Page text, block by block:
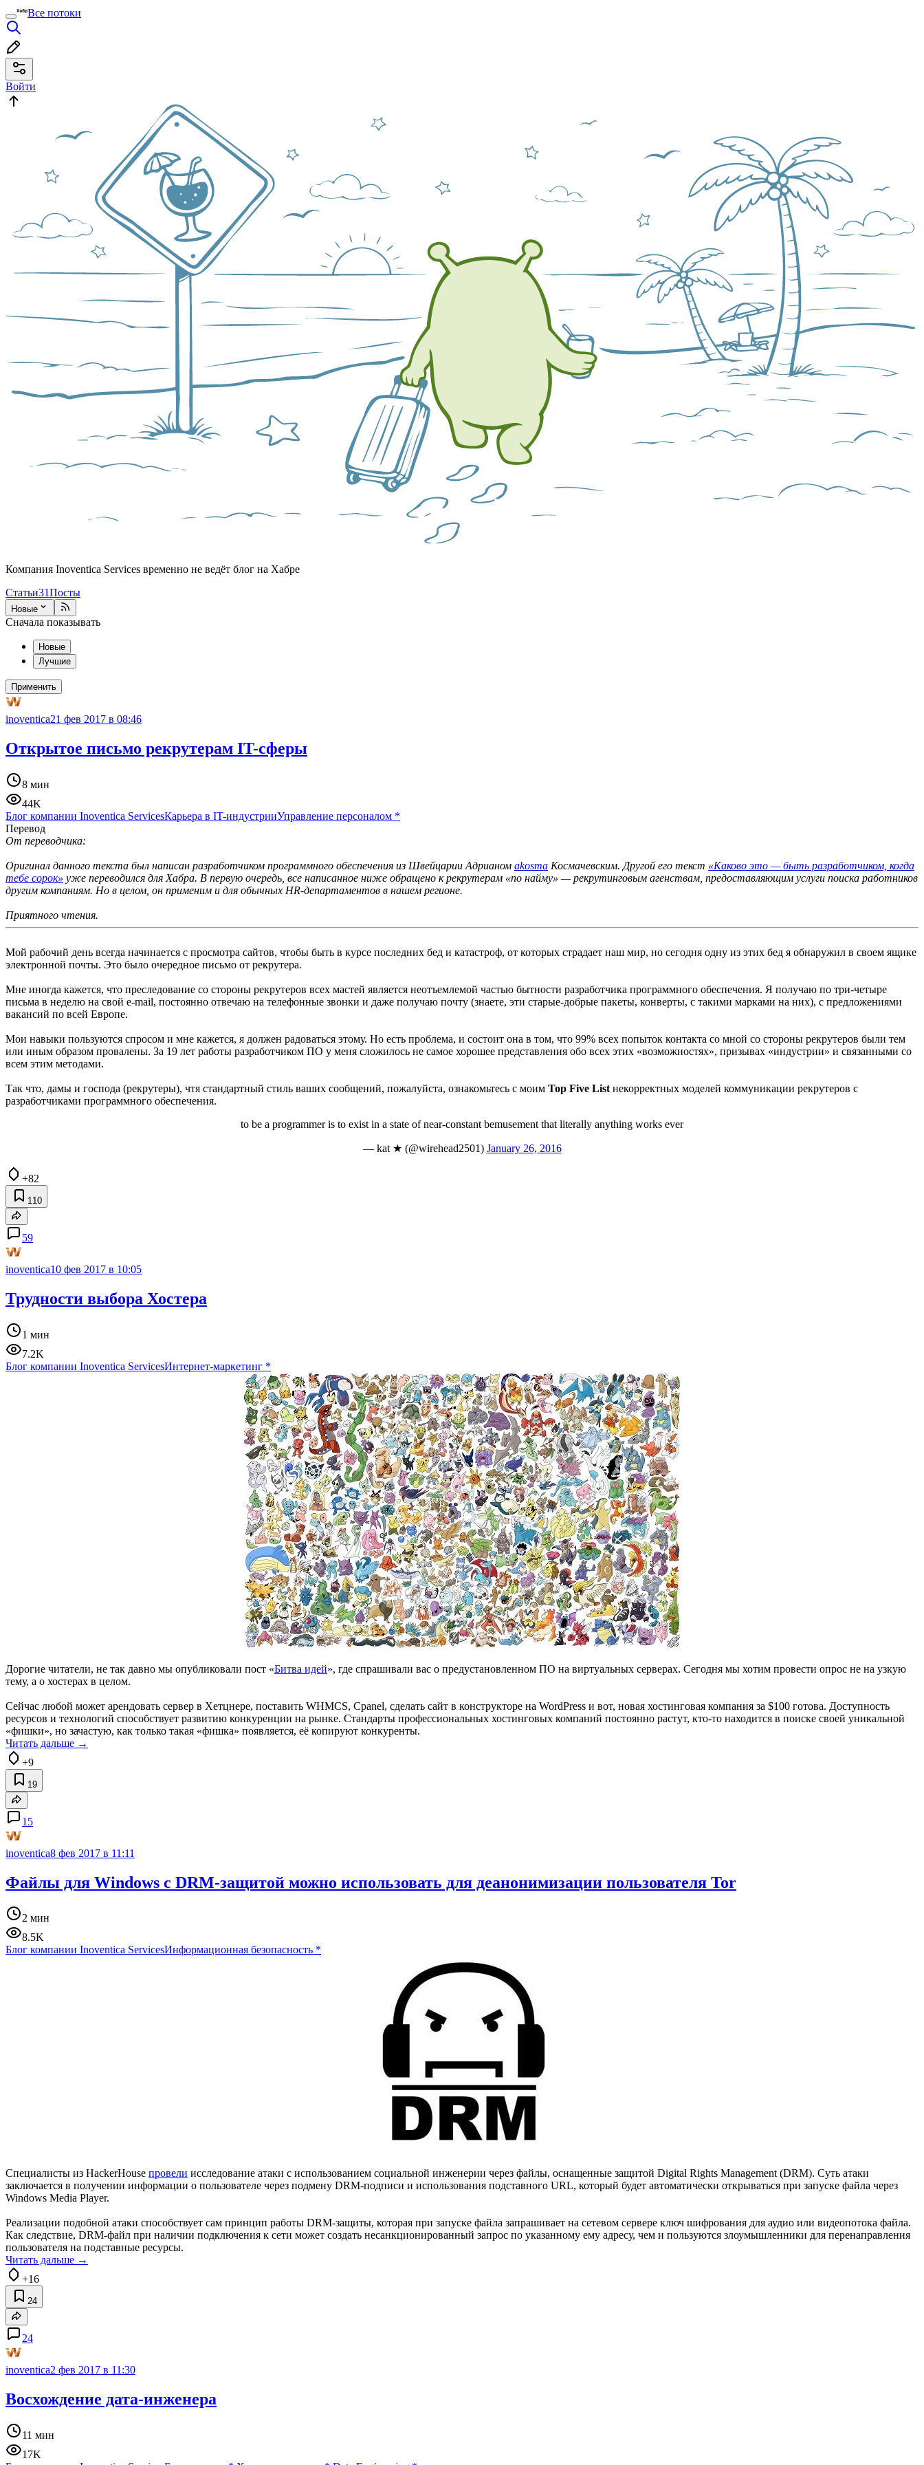
Все потоки
Войти
Компания Inoventica Services временно не ведёт блог на Хабре
Статьи31Посты
Новые
Сначала показывать
Новые
Лучшие
Применить
inoventica21 фев 2017 в 08:46
Открытое письмо рекрутерам IT-сферы
8 мин
44K
Блог компании Inoventica ServicesКарьера в IT-индустрииУправление персоналом *
Перевод
От переводчика:
Оригинал данного текста был написан разработчиком программного обеспечения из Швейцарии Адрианом akosma Космачевским. Другой его текст «Каково это — быть разработчиком, когда
тебе сорок» уже переводился для Хабра. В первую очередь, все написанное ниже обращено к рекрутерам «по найму» — рекрутинговым агенствам, предоставляющим услуги поиска работников
другим компаниям. Но в целом, он применим и для обычных HR-департаментов в нашем регионе.
Приятного чтения.
Мой рабочий день всегда начинается с просмотра сайтов, чтобы быть в курсе последних бед и катастроф, от которых страдает наш мир, но сегодня одну из этих бед я обнаружил в своем ящике
электронной почты. Это было очередное письмо от рекрутера.
Мне иногда кажется, что преследование со стороны рекрутеров всех мастей является неотъемлемой частью бытности разработчика программного обеспечения. Я получаю по три-четыре
письма в неделю на свой e-mail, постоянно отвечаю на телефонные звонки и даже получаю почту (знаете, эти старые-добрые пакеты, конверты, с такими марками на них), с предложениями
вакансий по всей Европе.
Мои навыки пользуются спросом и мне кажется, я должен радоваться этому. Но есть проблема, и состоит она в том, что 99% всех попыток контакта со мной со стороны рекрутеров были тем
или иным образом провалены. За 19 лет работы разработчиком ПО у меня сложилось не самое хорошее представления обо всех этих «возможностях», призывах «индустрии» и связанными со
всем этим методами.
Так что, дамы и господа (рекрутеры), чтя стандартный стиль ваших сообщений, пожалуйста, ознакомьтесь с моим Top Five List некорректных моделей коммуникации рекрутеров с
разработчиками программного обеспечения.
to be a programmer is to exist in a state of near-constant bemusement that literally anything works ever
— kat ★ (@wirehead2501) January 26, 2016
+82
110
59
inoventica10 фев 2017 в 10:05
Трудности выбора Хостера
1 мин
7.2K
Блог компании Inoventica ServicesИнтернет-маркетинг *
Дорогие читатели, не так давно мы опубликовали пост «Битва идей», где спрашивали вас о предустановленном ПО на виртуальных серверах. Сегодня мы хотим провести опрос не на узкую
тему, а о хостерах в целом.
Сейчас любой может арендовать сервер в Хетцнере, поставить WHMCS, Cpanel, сделать сайт в конструкторе на WordPress и вот, новая хостинговая компания за $100 готова. Доступность
ресурсов и технологий способствует развитию конкуренции на рынке. Стандарты профессиональных хостинговых компаний постоянно растут, кто-то находится в поиске своей уникальной
«фишки», но зачастую, как только такая «фишка» появляется, её копируют конкуренты.
Читать дальше →
+9
19
15
inoventica8 фев 2017 в 11:11
Файлы для Windows с DRM-защитой можно использовать для деанонимизации пользователя Tor
2 мин
8.5K
Блог компании Inoventica ServicesИнформационная безопасность *
Специалисты из HackerHouse провели исследование атаки с использованием социальной инженерии через файлы, оснащенные защитой Digital Rights Management (DRM). Суть атаки
заключается в получении информации о пользователе через подмену DRM-подписи и использования подставного URL, который будет автоматически открываться при запуске файла через
Windows Media Player.
Реализации подобной атаки способствует сам принцип работы DRM-защиты, которая при запуске файла запрашивает на сетевом сервере ключ шифрования для аудио или видеопотока файла.
Как следствие, DRM-файл при наличии подключения к сети может создать несанкционированный запрос по указанному ему адресу, чем и пользуются злоумышленники для перенаправления
пользователя на подставные ресурсы.
Читать дальше →
+16
24
24
inoventica2 фев 2017 в 11:30
Восхождение дата-инженера
11 мин
17K